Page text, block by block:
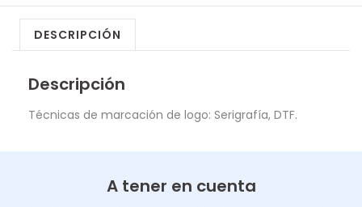
DESCRIPCIÓN
Descripción
Técnicas de marcación de logo: Serigrafía, DTF.
A tener en cuenta